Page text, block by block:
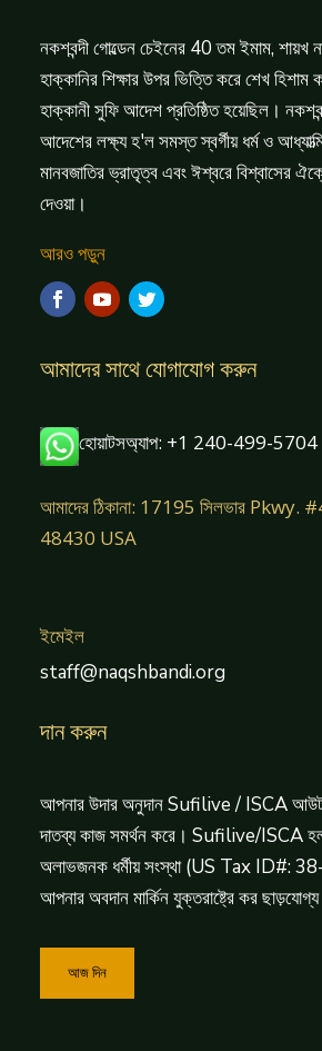
নকশবন্দী গোল্ডেন চেইনের 40 তম ইমাম,
হাক্কানির শিক্ষার উপর ভিত্তি করে শেখ হিশাম
হাক্কানী সুফি আদেশ প্রতিষ্ঠিত হয়েছিল।
আদেশের লক্ষ্য হ'ল সমস্ত স্বর্গীয় ধর্ম ও
মানবজাতির ভ্রাতৃত্ব এবং ঈশ্বরে বিশ্বাসের
দেওয়া।
আরও পড়ুন
আমাদের সাথে যোগাযোগ করুন
হোয়াটসঅ্যাপ: +1 240-499-5704
আমাদের ঠিকানা: 17195 সিলভার
48430 USA
ইমেইল
staff@naqshbandi.org
দান করুন
আপনার উদার অনুদান Sufilive / ISCA
দাতব্য কাজ সমর্থন করে। Sufilive/ISCA
অলাভজনক ধর্মীয় সংস্থা (US Tax ID#:
আপনার অবদান মার্কিন যুক্তরাষ্ট্রে কর
আজ দিন